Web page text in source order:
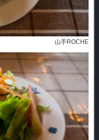
山手ROCHE